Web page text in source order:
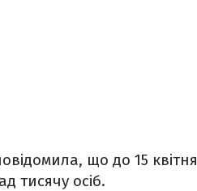
що до 15 квітня
тисячу осіб.